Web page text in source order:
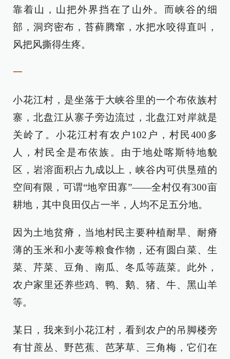
靠着山，山把外界挡在了山外。而峡谷的细
部，洞窍密布，苔藓腾窜，水把水咬得直叫，
风把风撕得生疼。
一
小花江村，是坐落于大峡谷里的一个布依族村
寨，北盘江从寨子旁边流过，北盘江对岸就是
关岭了。小花江村有农户102户，村民400多
人，村民全是布依族。由于地处喀斯特地貌
区，岩溶面积占九成以上，峡谷内可供垦殖的
空间有限，可谓“地窄田寡”——全村仅有300亩
耕地，其中良田仅占一半，人均不足五分地。
因为土地贫瘠，当地村民主要种植耐旱、耐瘠
薄的玉米和小麦等粮食作物，还有圆白菜、生
菜、芹菜、豆角、南瓜、冬瓜等蔬菜。此外，
农户家里还养些鸡、鸭、鹅、猪、牛、黑山羊
等。
某日，我来到小花江村，看到农户的吊脚楼旁
有甘蔗丛、野芭蕉、芭茅草、三角梅，它们在